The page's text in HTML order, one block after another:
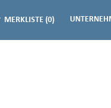
MERKLISTE (0)